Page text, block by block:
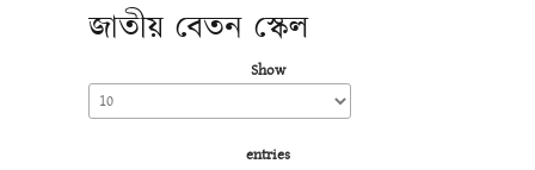
জাতীয় বেতন স্কেল
Show
entries